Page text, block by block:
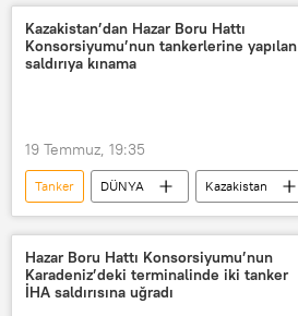
Kiev
Ukrayna Silahlı Kuvvetleri
ABD
Kazakistan
Saldırı
Kazakistan’dan Hazar Boru Hattı
Konsorsiyumu’nun tankerlerine yapılan
saldırıya kınama
19 Temmuz, 19:35
Tanker DÜNYA
Kazakistan
Kazakistan Dışişleri Bakanlığı
İHA
İnsansız Hava Aracı (İHA)
Kınama
Hazar Boru Hattı Konsorsiyumu’nun
Karadeniz’deki terminalinde iki tanker
İHA saldırısına uğradı